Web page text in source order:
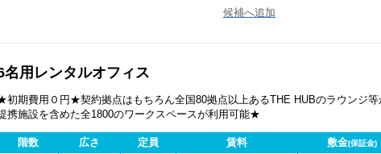
候補へ追加
名用レンタルオフィス
初期費用０円★契約拠点はもちろん全国80拠点以上あるTHE HUBのラウンジ
携施設を含めた全1800のワークスペースが利用可能★
階数 広さ 定員 賃料 敷金(保証金)